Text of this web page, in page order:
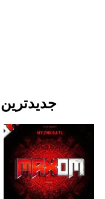
جدیدترین